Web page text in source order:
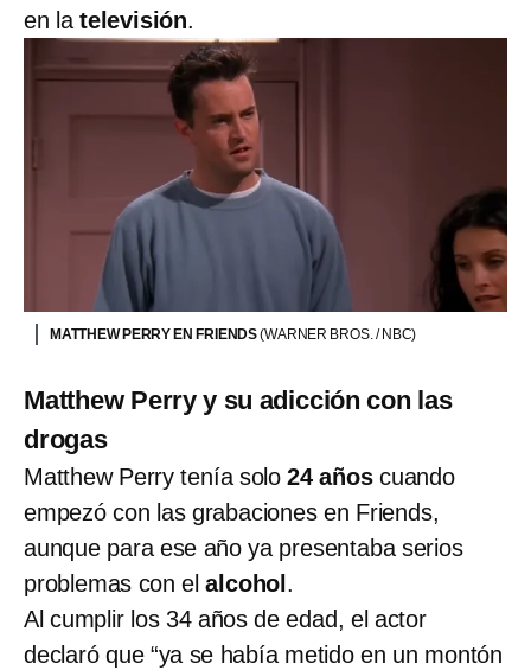
en latelevisión.
MATTHEW PERRY EN FRIENDS(WARNER BROS. / NBC)
Matthew Perry y su adicción con las
drogas
Matthew Perry tenía solo24 añoscuando
empezó con las grabaciones en Friends,
aunque para ese año ya presentaba serios
problemas con elalcohol .
Al cumplir los 34 años de edad, el actor
declaró que “ya se había metido en un montón